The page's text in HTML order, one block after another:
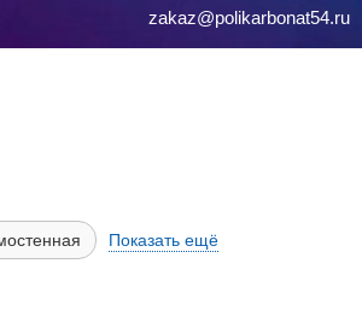
zakaz@polikarbonat54.ru
Показать ещё